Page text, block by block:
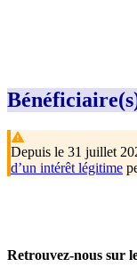
Depuis le 31 juillet
d’un intérêt légitime
Retrouvez-nous sur